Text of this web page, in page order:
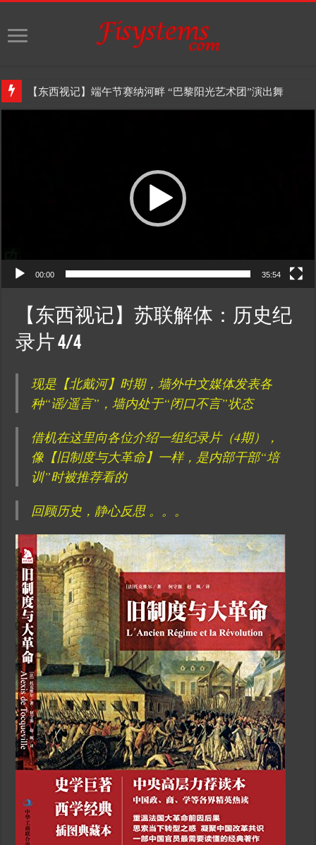
【东西视记】端午节赛纳河畔 “巴黎阳光艺术团”演出舞蹈
00:00 35:54
【东西视记】苏联解体：历史纪
录片 4/4
现是【北戴河】时期，墙外中文媒体发表各
种“谣/遥言”，墙内处于“闭口不言”状态
借机在这里向各位介绍一组纪录片（4期），
像【旧制度与大革命】一样，是内部干部“培
训”时被推荐看的
回顾历史，静心反思 。。。